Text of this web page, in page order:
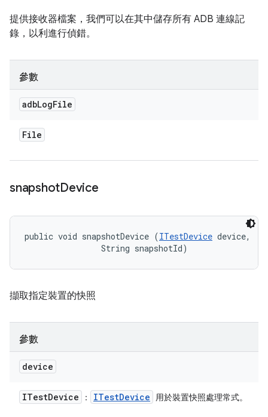
提供接收器檔案，我們可以在其中儲存所有 ADB 連線記
錄，以利進行偵錯。
參數
adbLogFile
File
snapshotDevice
public void snapshotDevice (ITestDevice device,
                String snapshotId)
擷取指定裝置的快照
參數
device
ITestDevice ： ITestDevice 用於裝置快照處理常式。